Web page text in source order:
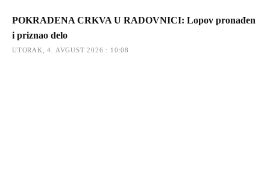
POKRADENA CRKVA U RADOVNICI: Lopov pronađen
i priznao delo
UTORAK, 4. AVGUST 2026 : 10:08